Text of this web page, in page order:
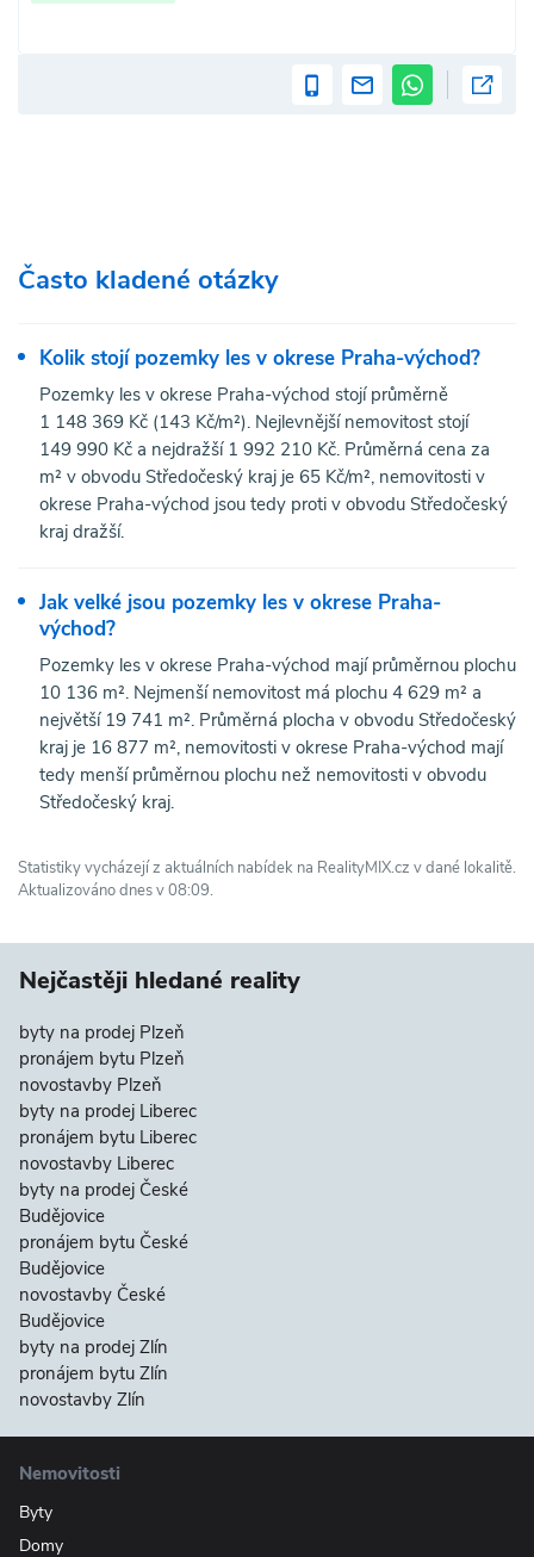
Často kladené otázky
Kolik stojí pozemky les v okrese Praha-východ?
Pozemky les v okrese Praha-východ stojí průměrně
1 148 369 Kč (143 Kč/m²). Nejlevnější nemovitost stojí
149 990 Kč a nejdražší 1 992 210 Kč. Průměrná cena za
m² v obvodu Středočeský kraj je 65 Kč/m², nemovitosti v
okrese Praha-východ jsou tedy proti v obvodu Středočeský
kraj dražší.
Jak velké jsou pozemky les v okrese Praha-
východ?
Pozemky les v okrese Praha-východ mají průměrnou plochu
10 136 m². Nejmenší nemovitost má plochu 4 629 m² a
největší 19 741 m². Průměrná plocha v obvodu Středočeský
kraj je 16 877 m², nemovitosti v okrese Praha-východ mají
tedy menší průměrnou plochu než nemovitosti v obvodu
Středočeský kraj.
Statistiky vycházejí z aktuálních nabídek na RealityMIX.cz v dané lokalitě.
Aktualizováno dnes v 08:09.
Nejčastěji hledané reality
byty na prodej Plzeň
pronájem bytu Plzeň
novostavby Plzeň
byty na prodej Liberec
pronájem bytu Liberec
novostavby Liberec
byty na prodej České
Budějovice
pronájem bytu České
Budějovice
novostavby České
Budějovice
byty na prodej Zlín
pronájem bytu Zlín
novostavby Zlín
Nemovitosti
Byty
Domy